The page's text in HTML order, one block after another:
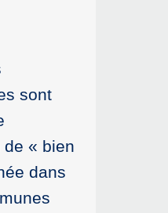
sont
« bien
dans